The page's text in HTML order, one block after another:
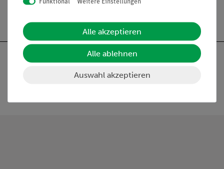
Alle akzeptieren
Alle ablehnen
Auswahl akzeptieren